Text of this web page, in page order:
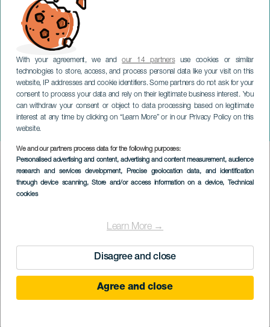
With your agreement, we andour 14 partnersuse cookies or similar
technologies to store, access, and process personal data like your visit on this
website, IP addresses and cookie identifiers. Some partners do not ask for your
consent to process your data and rely on their legitimate business interest. You
can withdraw your consent or object to data processing based on legitimate
interest at any time by clicking on “Learn More” or in our Privacy Policy on this
website.
We and our partners process data for the following purposes:
Personalised advertising and content, advertising and content measurement, audience
research and services development, Precise geolocation data, and identification
through device scanning, Store and/or access information on a device, Technical
cookies
Learn More →
Disagree and close
Agree and close
Diver Fest
TENERIFE
Imagen
Listado